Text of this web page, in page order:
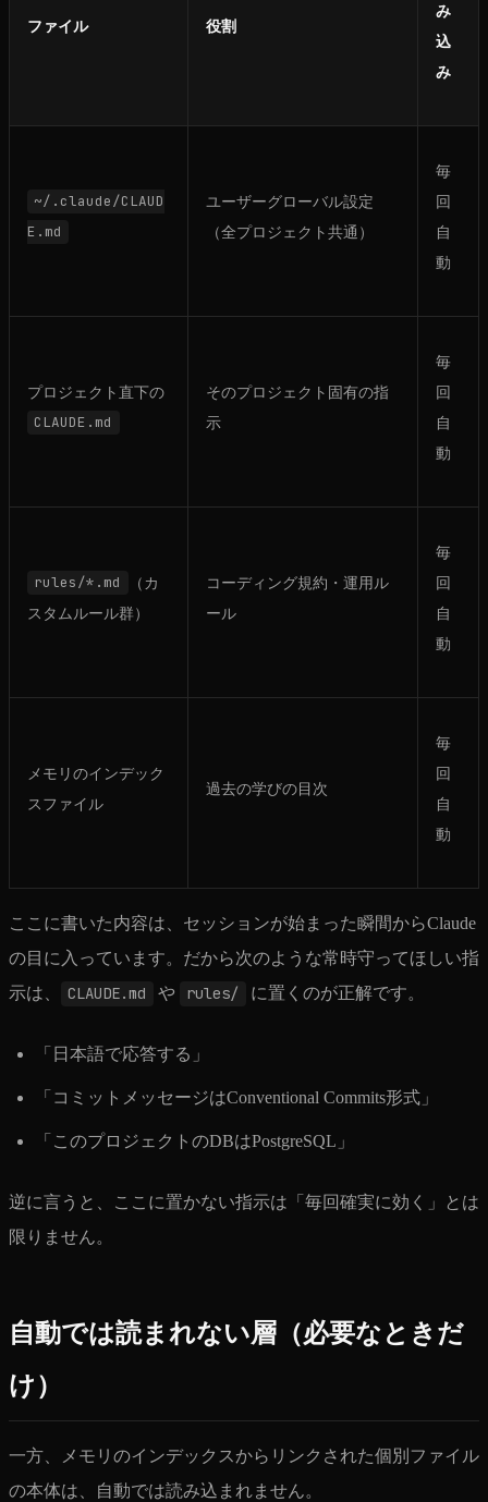
ファイル 役割
み
込
み
~/.claude/CLAUD
E.md
ユーザーグローバル設定
（全プロジェクト共通）
毎
回
自
動
プロジェクト直下の
CLAUDE.md
そのプロジェクト固有の指
示
毎
回
自
動
rules/*.md
（カ
スタムルール群）
コーディング規約・運用ル
ール
毎
回
自
動
メモリのインデック
スファイル
過去の学びの目次
毎
回
自
動
ここに書いた内容は、セッションが始まった瞬間からClaude
の目に入っています。だから次のような常時守ってほしい指
示は、
CLAUDE.md や rules/ に置くのが正解です。
「日本語で応答する」
「コミットメッセージはConventional Commits形式」
「このプロジェクトのDBはPostgreSQL」
逆に言うと、ここに置かない指示は「毎回確実に効く」とは
限りません。
自動では読まれない層（必要なときだ
け）
一方、メモリのインデックスからリンクされた個別ファイル
の本体は、自動では読み込まれません。